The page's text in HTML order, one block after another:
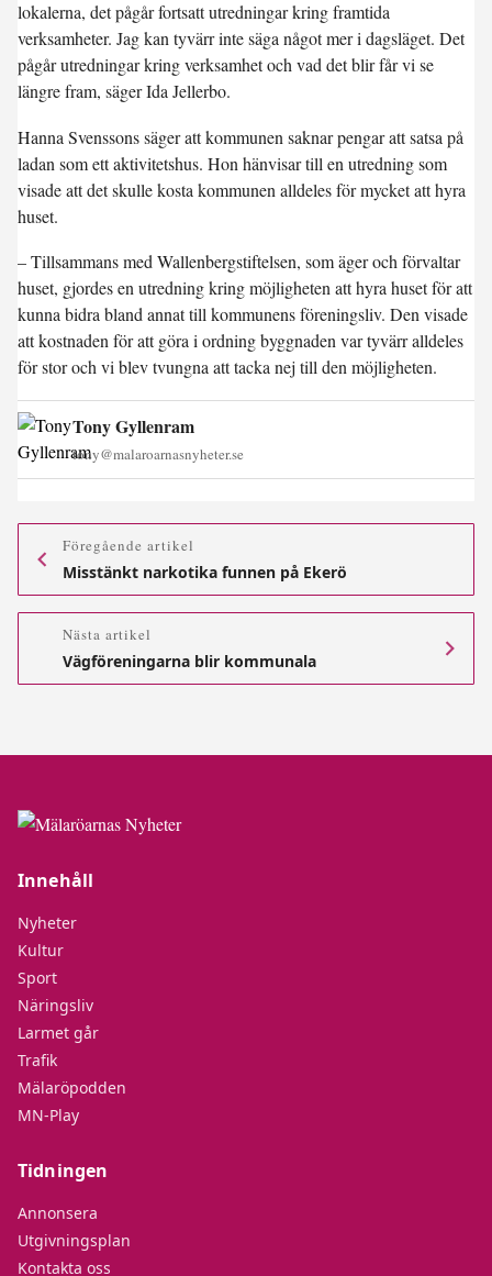
lokalerna, det pågår fortsatt utredningar kring framtida
verksamheter. Jag kan tyvärr inte säga något mer i dagsläget. Det
pågår utredningar kring verksamhet och vad det blir får vi se
längre fram, säger Ida Jellerbo.
Hanna Svenssons säger att kommunen saknar pengar att satsa på
ladan som ett aktivitetshus. Hon hänvisar till en utredning som
visade att det skulle kosta kommunen alldeles för mycket att hyra
huset.
– Tillsammans med Wallenbergstiftelsen, som äger och förvaltar
huset, gjordes en utredning kring möjligheten att hyra huset för att
kunna bidra bland annat till kommunens föreningsliv. Den visade
att kostnaden för att göra i ordning byggnaden var tyvärr alldeles
för stor och vi blev tvungna att tacka nej till den möjligheten.
Tony Gyllenram
tony@malaroarnasnyheter.se
Föregående artikel
Misstänkt narkotika funnen på Ekerö
Nästa artikel
Vägföreningarna blir kommunala
Innehåll
Nyheter
Kultur
Sport
Näringsliv
Larmet går
Trafik
Mälaröpodden
MN-Play
Tidningen
Annonsera
Utgivningsplan
Kontakta oss